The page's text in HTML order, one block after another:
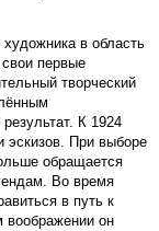
в область
свои первые
творческий
К 1924
эскизов. При выборе
обращается
Во время
в путь к
воображении он